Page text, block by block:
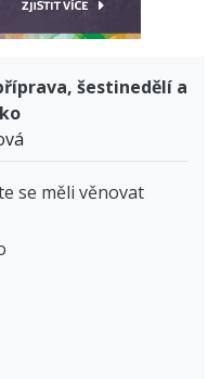
šestinedělí a
se měli věnovat